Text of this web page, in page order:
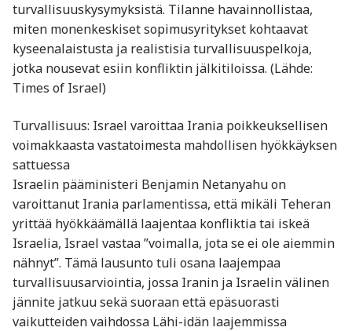
turvallisuuskysymyksistä. Tilanne havainnollistaa,
miten monenkeskiset sopimusyritykset kohtaavat
kyseenalaistusta ja realistisia turvallisuuspelkoja,
jotka nousevat esiin konfliktin jälkitiloissa. (Lähde:
Times of Israel)
Turvallisuus: Israel varoittaa Irania poikkeuksellisen
voimakkaasta vastatoimesta mahdollisen hyökkäyksen
sattuessa
Israelin pääministeri Benjamin Netanyahu on
varoittanut Irania parlamentissa, että mikäli Teheran
yrittää hyökkäämällä laajentaa konfliktia tai iskeä
Israelia, Israel vastaa ”voimalla, jota se ei ole aiemmin
nähnyt”. Tämä lausunto tuli osana laajempaa
turvallisuusarviointia, jossa Iranin ja Israelin välinen
jännite jatkuu sekä suoraan että epäsuorasti
vaikutteiden vaihdossa Lähi-idän laajemmissa